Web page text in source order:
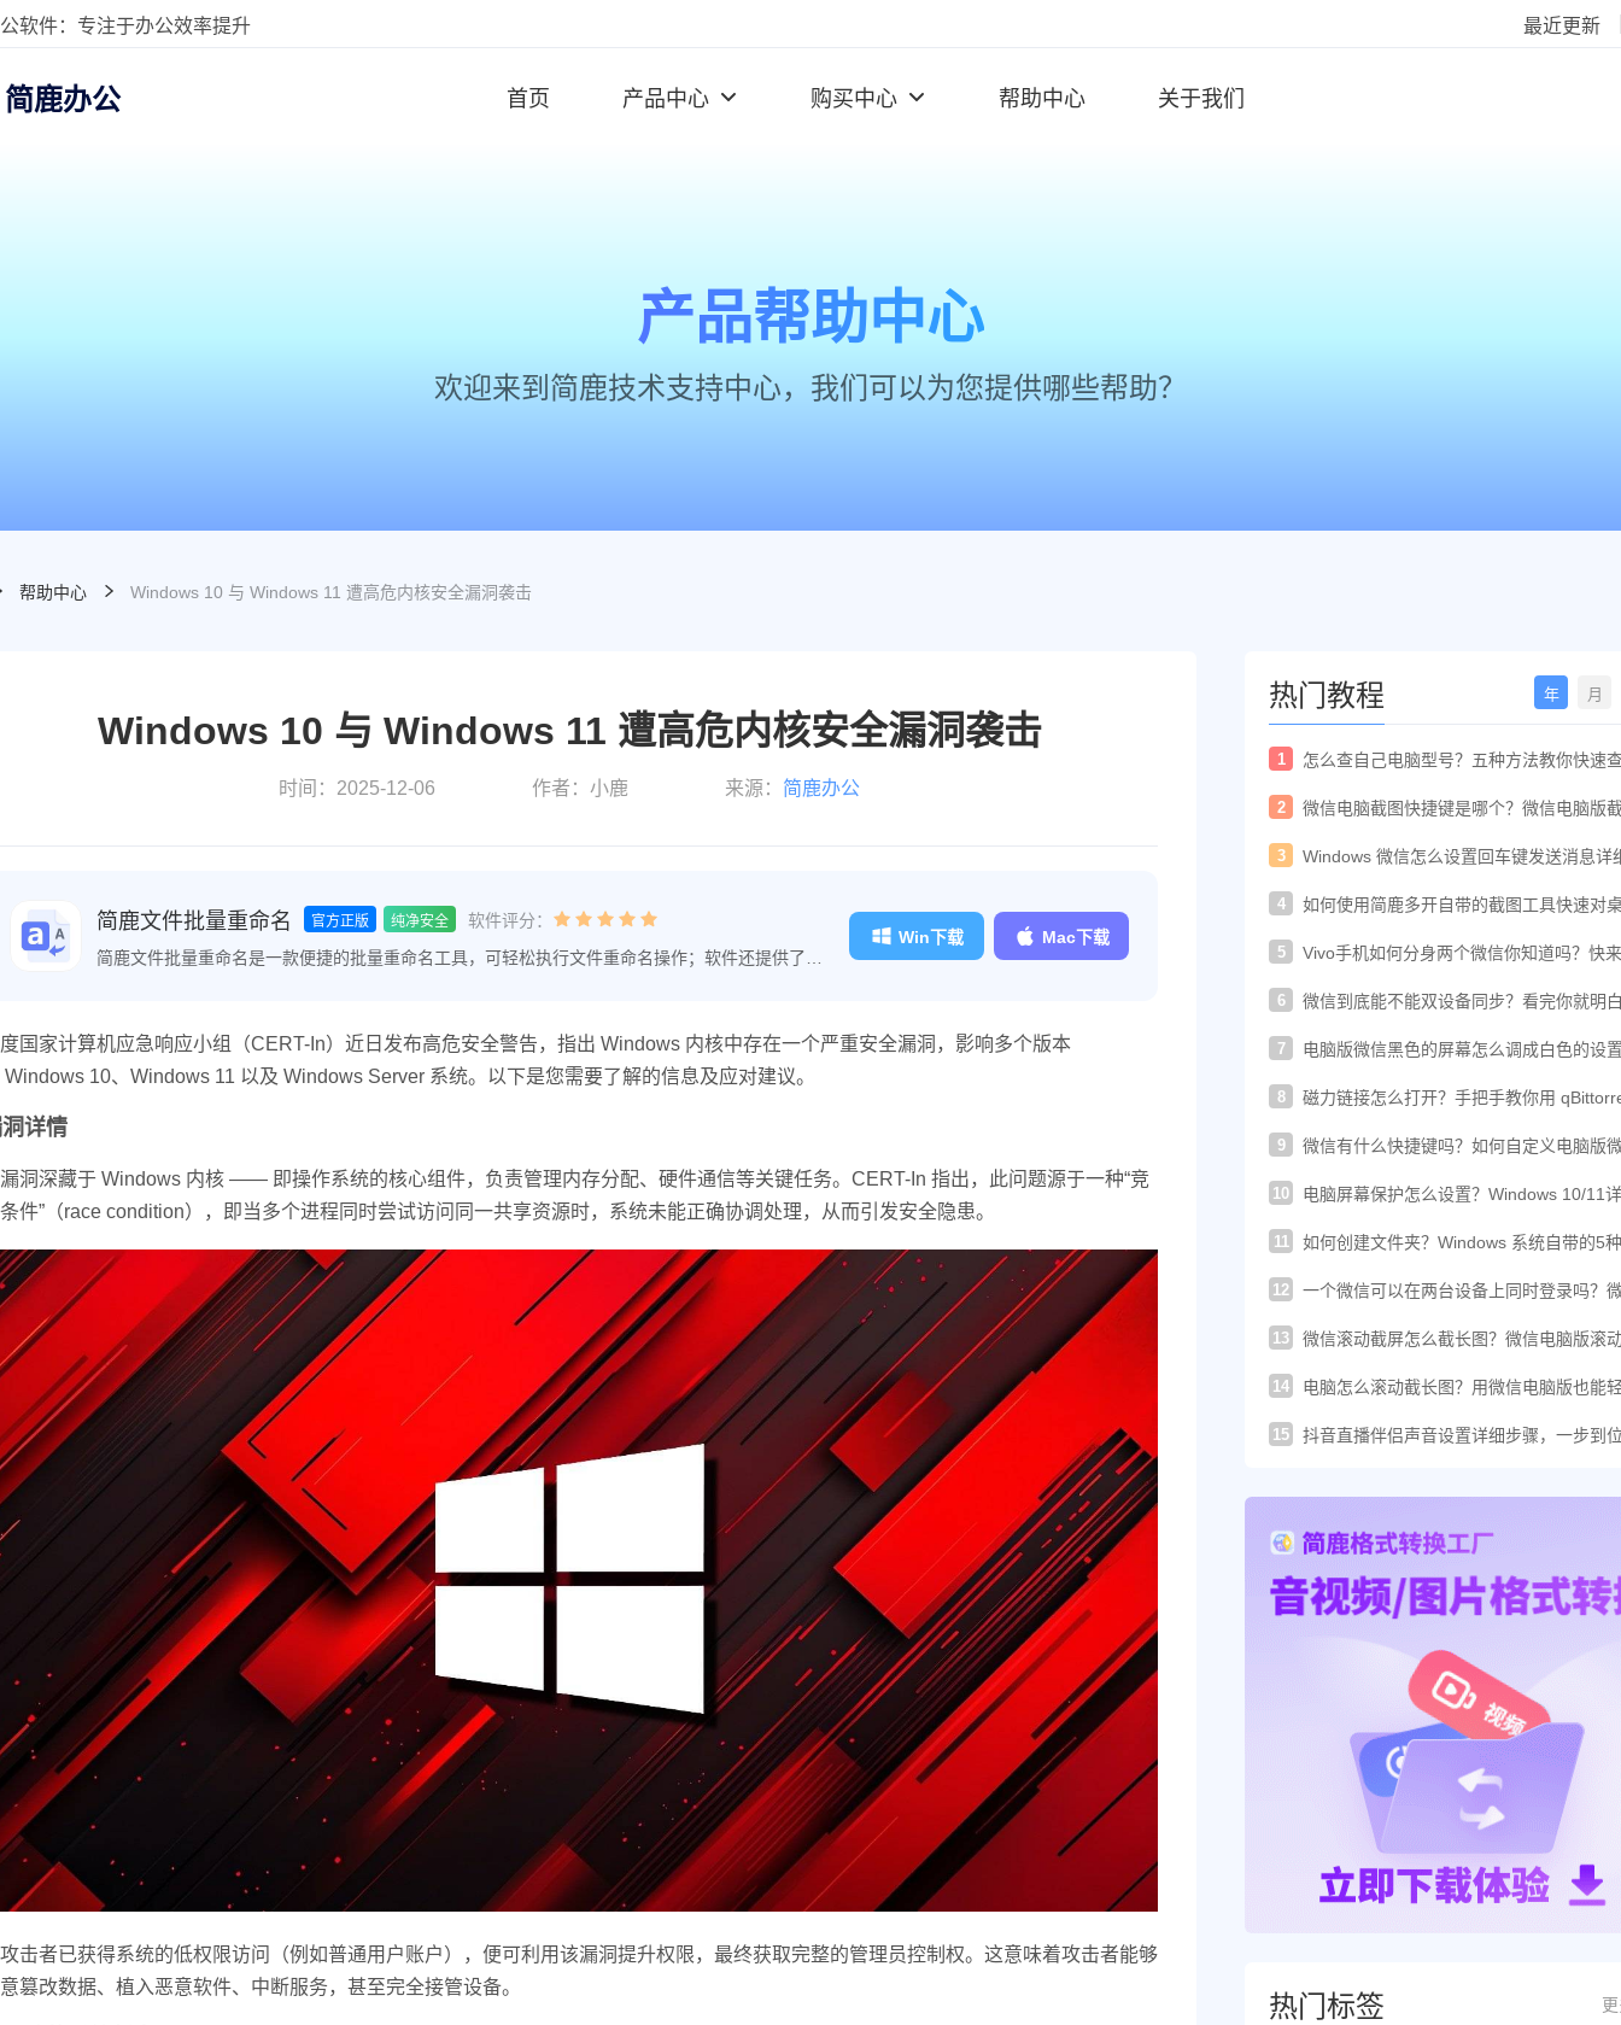
软件：专注于办公效率提升 最近更新
简鹿办公 首页 产品中心 购买中心 帮助中心 关于我们
产品帮助中心
欢迎来到简鹿技术支持中心，我们可以为您提供哪些帮助？
帮助中心 Windows 10 与 Windows 11 遭高危内核安全漏洞袭击
Windows 10 与 Windows 11 遭高危内核安全漏洞袭击
时间：2025-12-06 作者：小鹿 来源： 简鹿办公
简鹿文件批量重命名 官方正版 纯净安全
软件评分：
简鹿文件批量重命名是一款便捷的批量重命名工具，可轻松执行文件重命名操作；软件还提供了文
Win下载 Mac下载
国家计算机应急响应小组（CERT-In）近日发布高危安全警告，指出 Windows 内核中存在一个严重安全漏洞，影响多个版本
Windows 10、Windows 11 以及 Windows Server 系统。以下是您需要了解的信息及应对建议。
详情
洞深藏于 Windows 内核 —— 即操作系统的核心组件，负责管理内存分配、硬件通信等关键任务。CERT-In 指出，此问题源于一种“竞
件”（race condition），即当多个进程同时尝试访问同一共享资源时，系统未能正确协调处理，从而引发安全隐患。
击者已获得系统的低权限访问（例如普通用户账户），便可利用该漏洞提升权限，最终获取完整的管理员控制权。这意味着攻击者能够
篡改数据、植入恶意软件、中断服务，甚至完全接管设备。
热门教程 年 月
1
怎么查自己电脑型号？五种方法教你快速
2
微信电脑截图快捷键是哪个？微信电脑版
3
Windows 微信怎么设置回车键发送消息详
4
如何使用简鹿多开自带的截图工具快速对
5
Vivo手机如何分身两个微信你知道吗？快
6
微信到底能不能双设备同步？看完你就明
7
电脑版微信黑色的屏幕怎么调成白色的设
8
磁力链接怎么打开？手把手教你用
9
微信有什么快捷键吗？如何自定义电脑版
10
电脑屏幕保护怎么设置？Windows 10/11
11
如何创建文件夹？Windows 系统自带的5
12
一个微信可以在两台设备上同时登录吗？
13
微信滚动截屏怎么截长图？微信电脑版滚
14
电脑怎么滚动截长图？用微信电脑版也能
15
抖音直播伴侣声音设置详细步骤，一步到
热门标签